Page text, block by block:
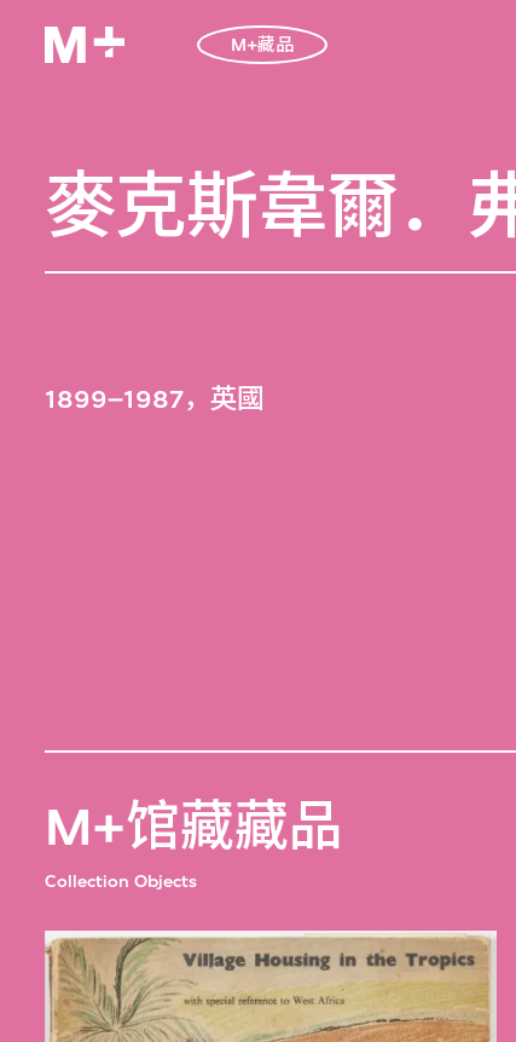
M+藏品
麥克斯韋爾．
1899–1987，英國
M+馆藏藏品
Collection Objects